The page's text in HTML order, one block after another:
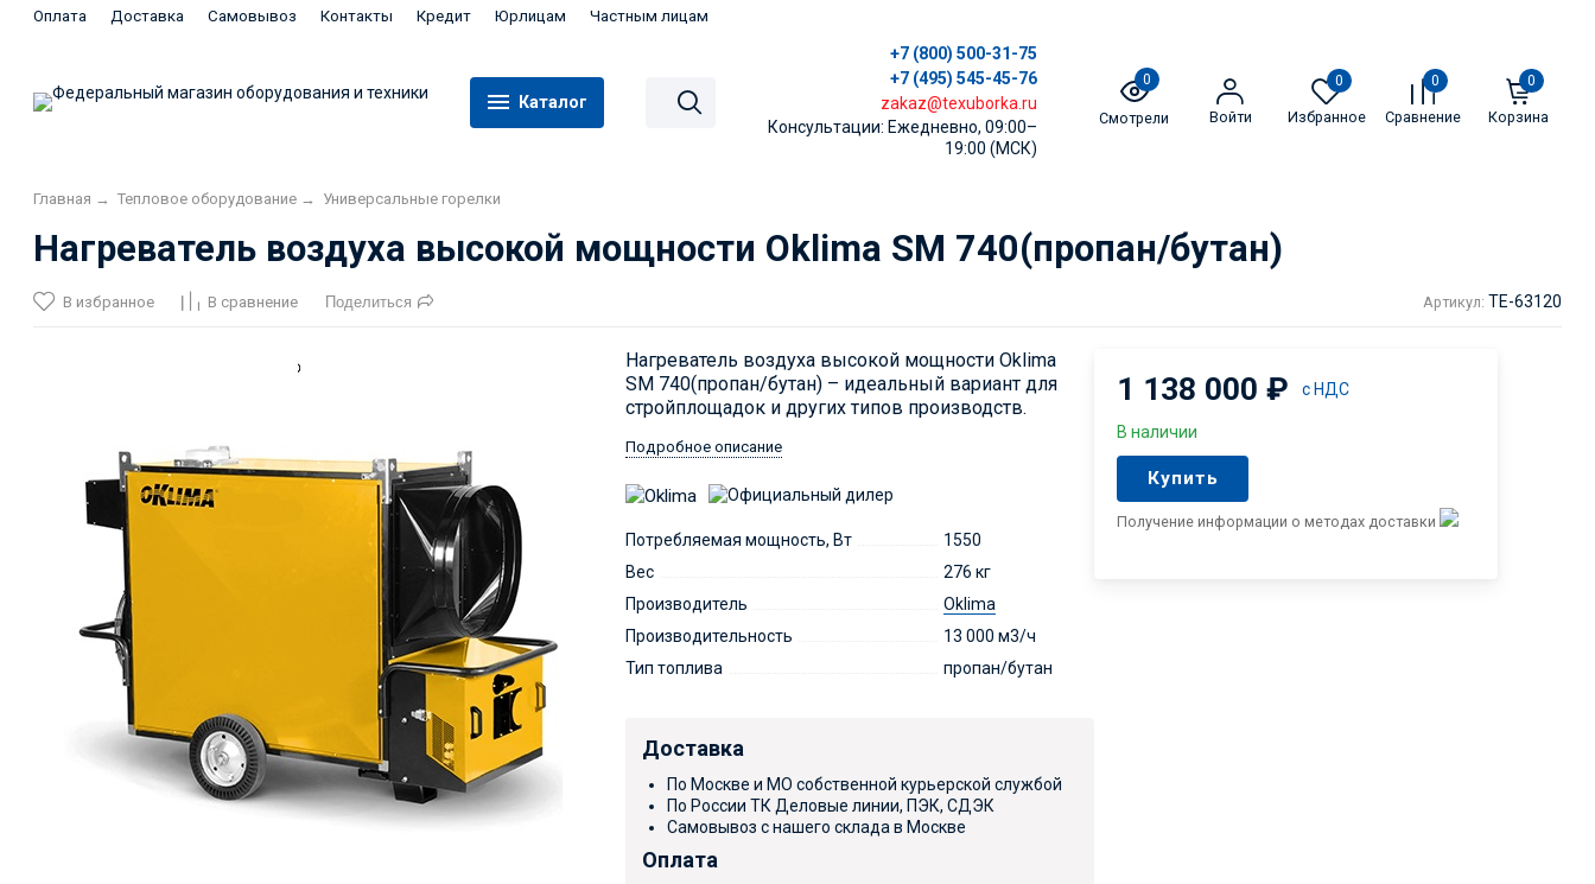
Оплата Доставка Самовывоз Контакты Кредит Юрлицам Частным лицам
Каталог
+7 (800) 500-31-75
+7 (495) 545-45-76
zakaz@texuborka.ru
Консультации: Ежедневно, 09:00–
19:00 (МСК)
0
Смотрели Войти
0
Избранное
0
Сравнение
0
Корзина
Главная → Тепловое оборудование → Универсальные горелки
Нагреватель воздуха высокой мощности Oklima SМ 740(пропан/бутан)
В избранное В сравнение Поделиться Артикул: TE-63120
Нагреватель воздуха высокой мощности Oklima
SM 740(пропан/бутан) – идеальный вариант для
стройплощадок и других типов производств.
Подробное описание
Потребляемая мощность, Вт
1550
Вес
276 кг
Производитель
Oklima
Производительность
13 000 м3/ч
Тип топлива
пропан/бутан
1 138 000₽ с НДС
В наличии
Купить
Получение информации о методах доставки
Доставка
По Москве и МО собственной курьерской службой
По России ТК Деловые линии, ПЭК, СДЭК
Самовывоз с нашего склада в Москве
Оплата